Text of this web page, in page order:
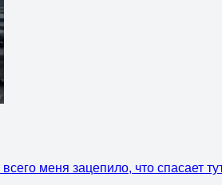
меня зацепило, что спасает